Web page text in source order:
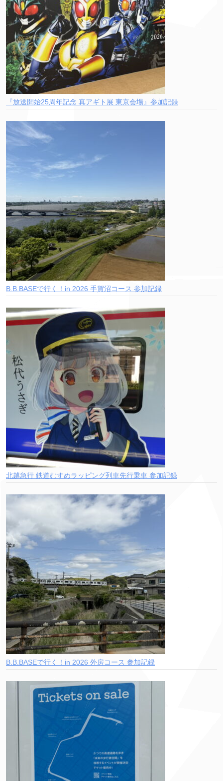
『放送開始25周年記念 真アギト展 東京会場』参加記録
B.B.BASEで行く！in 2026 手賀沼コース 参加記録
北越急行 鉄道むすめラッピング列車先行乗車 参加記録
B.B.BASEで行く！in 2026 外房コース 参加記録